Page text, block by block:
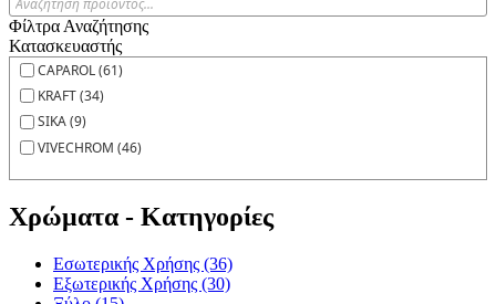
Φίλτρα Αναζήτησης
Κατασκευαστής
CAPAROL (61)
KRAFT (34)
SIKA (9)
VIVECHROM (46)
Χρώματα - Κατηγορίες
Εσωτερικής Χρήσης (36)
Εξωτερικής Χρήσης (30)